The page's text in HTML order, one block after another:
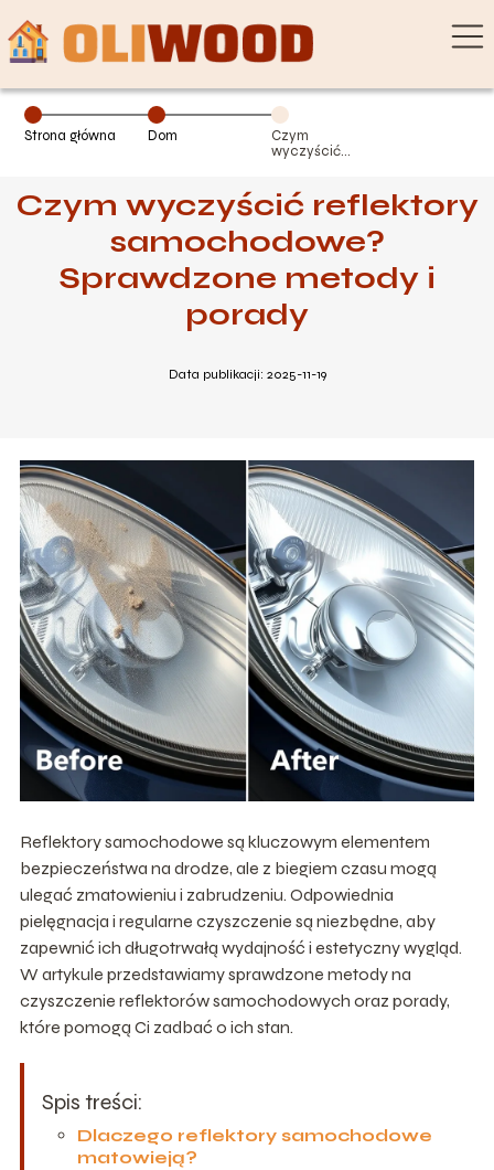
Strona główna Dom
Czym
wyczyścić
Sprawdzone
metody i porady
Czym wyczyścić reflektory
samochodowe?
Sprawdzone metody i
porady
Data publikacji: 2025-11-19
Reflektory samochodowe są kluczowym elementem
bezpieczeństwa na drodze, ale z biegiem czasu mogą
ulegać zmatowieniu i zabrudzeniu. Odpowiednia
pielęgnacja i regularne czyszczenie są niezbędne, aby
zapewnić ich długotrwałą wydajność i estetyczny wygląd.
W artykule przedstawiamy sprawdzone metody na
czyszczenie reflektorów samochodowych oraz porady,
które pomogą Ci zadbać o ich stan.
Spis treści:
Dlaczego reflektory samochodowe
matowieją?